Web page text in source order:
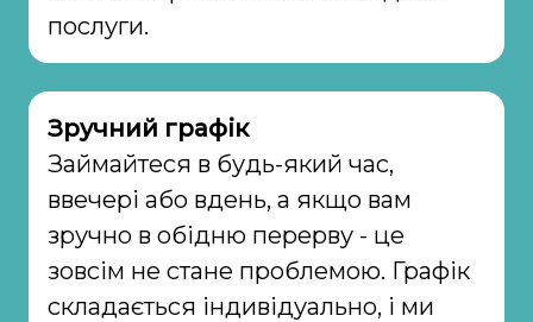
послуги.
Зручний графік
Займайтеся в будь-який час,
ввечері або вдень, а якщо вам
зручно в обідню перерву - це
зовсім не стане проблемою. Графік
складається індивідуально, і ми